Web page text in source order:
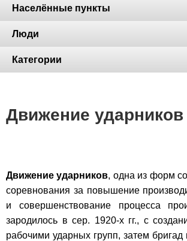
Населённые пункты
Люди
Категории
Движение ударников
Движение ударников, одна из форм
соревнования за повышение
и совершенствование процесса
зародилось в сер. 1920-х гг., с
рабочими ударных групп, затем